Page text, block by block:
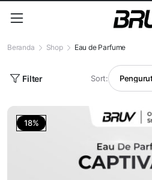
Beranda Shop Eau de Parfume
Filter Sort:
18%